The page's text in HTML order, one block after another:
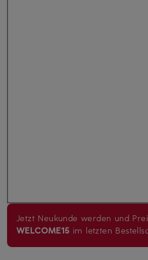
Jetzt Neukunde werden und
WELCOME15 im letzten